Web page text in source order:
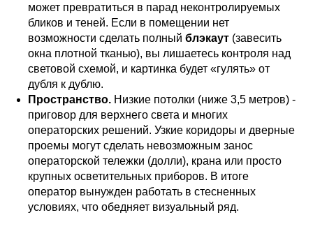
может превратиться в парад неконтролируемых
бликов и теней. Если в помещении нет
возможности сделать полный блэкаут (завесить
окна плотной тканью), вы лишаетесь контроля над
световой схемой, и картинка будет «гулять» от
дубля к дублю.
Пространство. Низкие потолки (ниже 3,5 метров) -
приговор для верхнего света и многих
операторских решений. Узкие коридоры и дверные
проемы могут сделать невозможным занос
операторской тележки (долли), крана или просто
крупных осветительных приборов. В итоге
оператор вынужден работать в стесненных
условиях, что обедняет визуальный ряд.